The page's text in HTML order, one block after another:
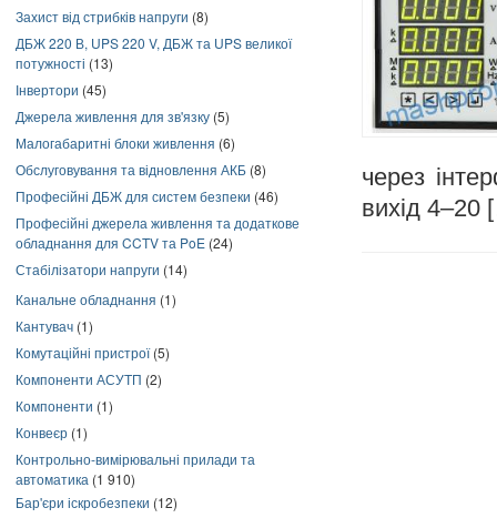
Захист від стрибків напруги (8)
ДБЖ 220 В, UPS 220 V, ДБЖ та UPS великої
потужності (13)
Інвертори (45)
Джерела живлення для зв'язку (5)
Малогабаритні блоки живлення (6)
Обслуговування та відновлення АКБ (8)
Професійні ДБЖ для систем безпеки (46)
Професійні джерела живлення та додаткове
обладнання для CCTV та PoE (24)
Стабілізатори напруги (14)
Канальне обладнання (1)
Кантувач (1)
Комутаційні пристрої(5)
Компоненти АСУТП (2)
Компоненти (1)
Конвеєр (1)
Контрольно-вимірювальні прилади та
автоматика (1 910)
Бар'єри іскробезпеки (12)
через
вихід 4–20